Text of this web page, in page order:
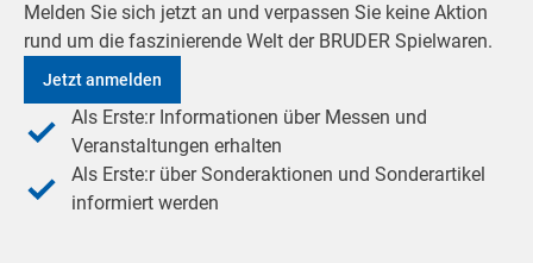
Melden Sie sich jetzt an und verpassen Sie keine Aktion
rund um die faszinierende Welt der BRUDER Spielwaren.
Jetzt anmelden
Als Erste:r Informationen über Messen und
Veranstaltungen erhalten
Als Erste:r über Sonderaktionen und Sonderartikel
informiert werden